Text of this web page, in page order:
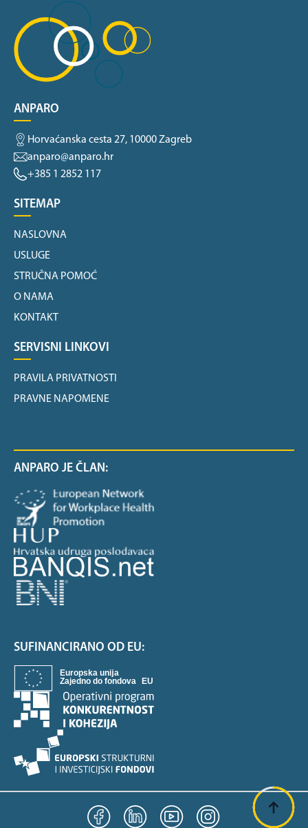
ANPARO
Horvaćanska cesta 27, 10000 Zagreb
anparo@anparo.hr
+385 1 2852 117
SITEMAP
NASLOVNA
USLUGE
STRUČNA POMOĆ
O NAMA
KONTAKT
SERVISNI LINKOVI
PRAVILA PRIVATNOSTI
PRAVNE NAPOMENE
ANPARO JE ČLAN:
SUFINANCIRANO OD EU: